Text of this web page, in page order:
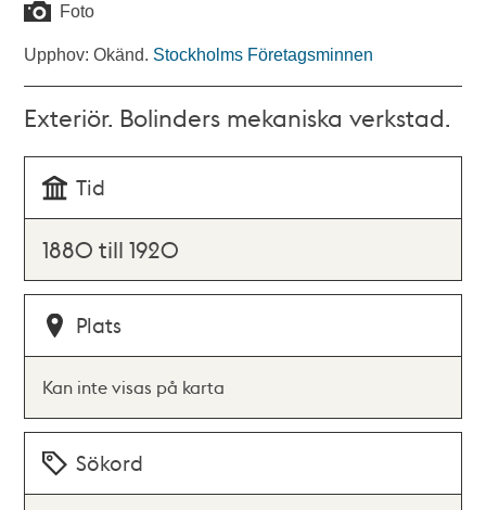
Foto
Upphov: Okänd. Stockholms Företagsminnen
Exteriör. Bolinders mekaniska verkstad.
Tid
1880 till 1920
Plats
Kan inte visas på karta
Sökord